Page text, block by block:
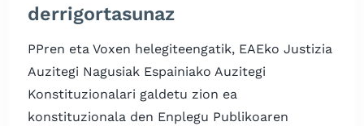
derrigortasunaz
PPren eta Voxen helegiteengatik, EAEko Justizia
Auzitegi Nagusiak Espainiako Auzitegi
Konstituzionalari galdetu zion ea
konstituzionala den Enplegu Publikoaren